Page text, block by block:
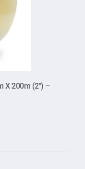
X 200m (2″) –